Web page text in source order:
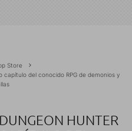
Store
del conocido RPG de demonios y
HUNTER